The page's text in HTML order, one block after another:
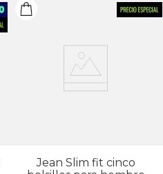
Jean Slim fit cinco